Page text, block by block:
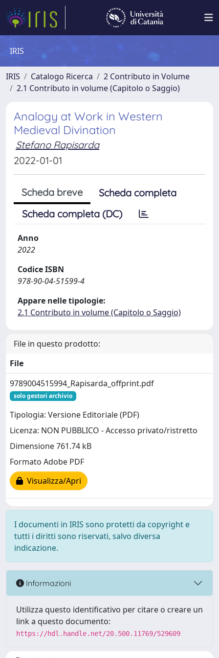
IRIS
IRIS Catalogo Ricerca
2 Contributo in Volume
2.1 Contributo in volume (Capitolo o Saggio)
Analogy at Work in Western
Medieval Divination
Stefano Rapisarda
2022-01-01
Scheda breve
Scheda completa
Scheda completa (DC)
Anno
2022
Codice ISBN
978-90-04-51599-4
Appare nelle tipologie:
2.1 Contributo in volume (Capitolo o Saggio)
File in questo prodotto:
File
9789004515994_Rapisarda_offprint.pdf
solo gestori archivio
Tipologia: Versione Editoriale (PDF)
Licenza: NON PUBBLICO - Accesso privato/ristretto
Dimensione 761.74 kB
Formato Adobe PDF
Visualizza/Apri
I documenti in IRIS sono protetti da copyright e
tutti i diritti sono riservati, salvo diversa
indicazione.
Informazioni
Utilizza questo identificativo per citare o creare un
link a questo documento:
https://hdl.handle.net/20.500.11769/529609